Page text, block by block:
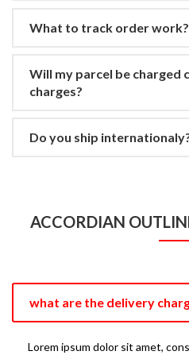
What to track order work?
Will my parcel be charged
charges?
Do you ship
ACCORDIAN
what are the delivery
Lorem ipsum dolor sit amet,